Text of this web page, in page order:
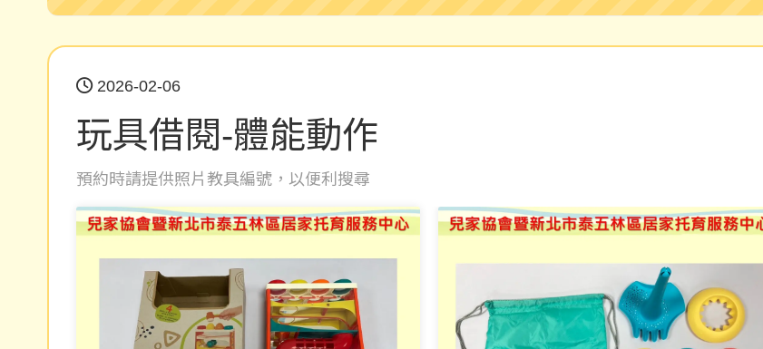
2026-02-06
玩具借閱-體能動作
預約時請提供照片教具編號，以便利搜尋